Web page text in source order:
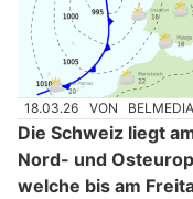
18.03.26 VON
Die Schweiz liegt
Nord- und
welche bis am